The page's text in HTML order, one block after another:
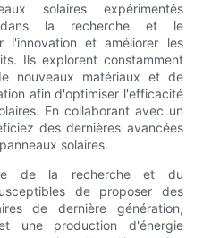
solaires expérimentés
dans la recherche et le
l'innovation et améliorer les
Ils explorent constamment
nouveaux matériaux et de
afin d'optimiser l'efficacité
En collaborant avec un
des dernières avancées
solaires.
de la recherche et du
de proposer des
de dernière génération,
une production d'énergie